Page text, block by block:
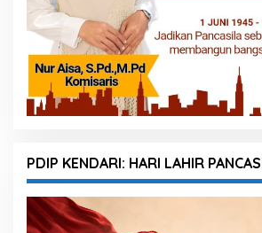
PDIP KENDARI: HARI LAHIR